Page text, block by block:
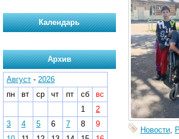
Новости,
Календарь
Архив
Август - 2026
пн
вт ср чт пт сб
вс
1
2
3
4 5 6 7 8
9